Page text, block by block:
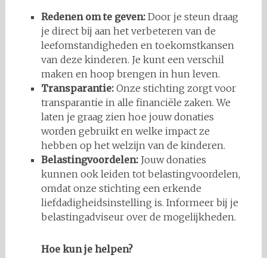
Redenen om te geven:Door je steun draag
je direct bij aan het verbeteren van de
leefomstandigheden en toekomstkansen
van deze kinderen. Je kunt een verschil
maken en hoop brengen in hun leven.
Transparantie:Onze stichting zorgt voor
transparantie in alle financiële zaken. We
laten je graag zien hoe jouw donaties
worden gebruikt en welke impact ze
hebben op het welzijn van de kinderen.
Belastingvoordelen:Jouw donaties
kunnen ook leiden tot belastingvoordelen,
omdat onze stichting een erkende
liefdadigheidsinstelling is. Informeer bij je
belastingadviseur over de mogelijkheden.
Hoe kun je helpen?